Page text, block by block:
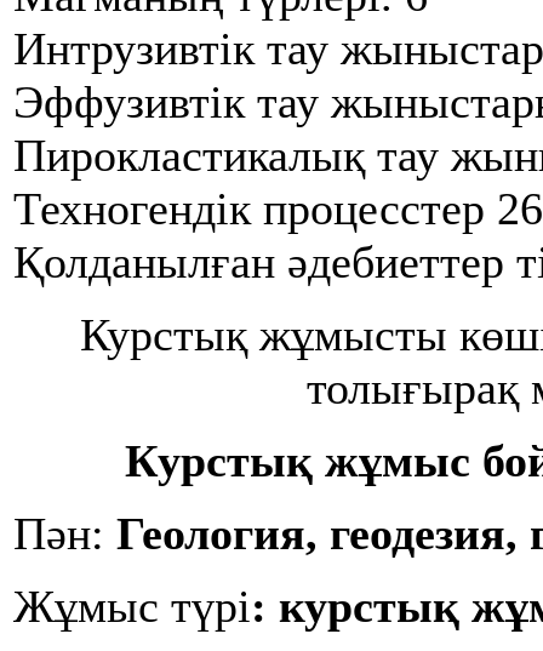
Интрузивтік тау
Эффузивтік тау
Пирокластикалық тау
Техногендік процесстер 26
Қолданылған әдебиеттер
Курстық жұмысты
толығырақ
Курстық жұмыс
Пән: Геология, геодезия,
Жұмыс түрі: курстық